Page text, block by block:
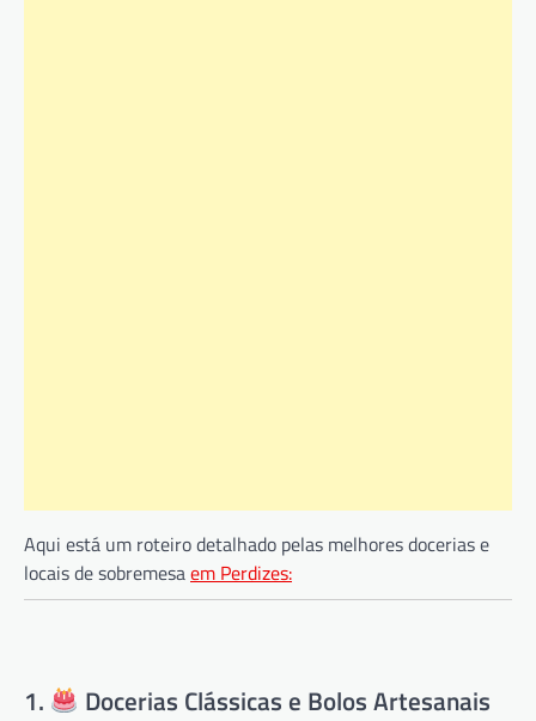
Aqui está um roteiro detalhado pelas melhores docerias e
locais de sobremesaem Perdizes:
1. Docerias Clássicas e Bolos Artesanais